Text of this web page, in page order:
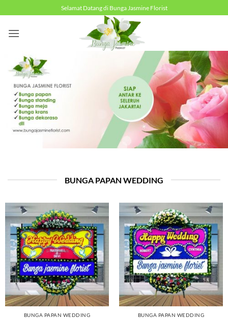
to
content
Selamat Datang di Bunga Jasmine Florist
BUNGA PAPAN WEDDING
BUNGA PAPAN WEDDING BUNGA PAPAN WEDDING